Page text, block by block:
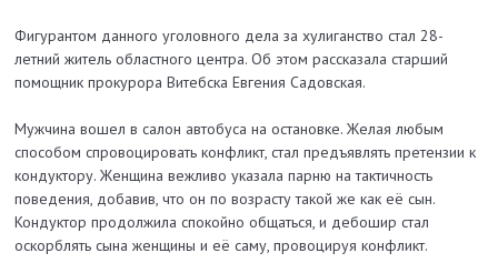
Фигурантом данного уголовного дела за хулиганство стал 28-
летний житель областного центра. Об этом рассказала старший
помощник прокурора Витебска Евгения Садовская.
Мужчина вошел в салон автобуса на остановке. Желая любым
способом спровоцировать конфликт, стал предъявлять претензии к
кондуктору. Женщина вежливо указала парню на тактичность
поведения, добавив, что он по возрасту такой же как её сын.
Кондуктор продолжила спокойно общаться, и дебошир стал
оскорблять сына женщины и её саму, провоцируя конфликт.